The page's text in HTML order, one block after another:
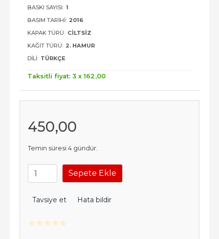
BASKI SAYISI: 1
BASIM TARIHI: 2016
KAPAK TÜRÜ: CILTSIZ
KAĞIT TÜRÜ: 2. HAMUR
DILI: TÜRKÇE
Taksitli fiyat: 3 x 162 ,00
450,00
Temin süresi 4 gündür.
Sepete Ekle
Tavsiye et Hata bildir